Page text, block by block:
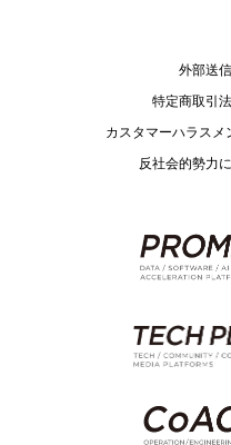
外部送
特定商取引
カスタマーハラス
反社会的勢力